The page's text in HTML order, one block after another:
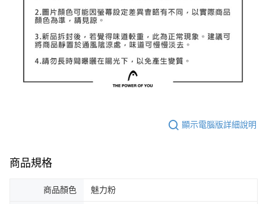
顯示電腦版詳細說明
商品規格
商品顏色 魅力粉